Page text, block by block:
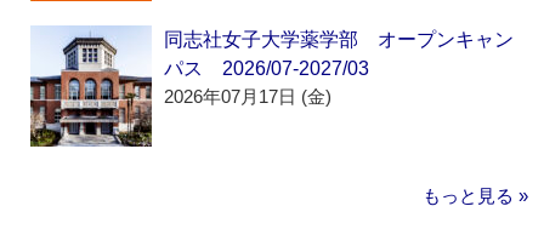
同志社女子大学薬学部 オープンキャン
パス 2026/07-2027/03
2026年07月17日 (金)
もっと見る »